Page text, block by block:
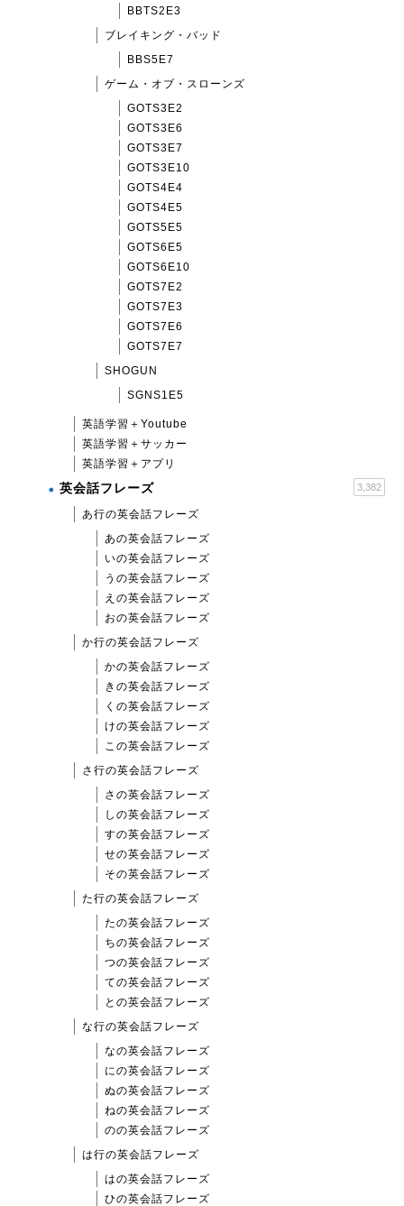
BBTS2E3
ブレイキング・バッド
BBS5E7
ゲーム・オブ・スローンズ
GOTS3E2
GOTS3E6
GOTS3E7
GOTS3E10
GOTS4E4
GOTS4E5
GOTS5E5
GOTS6E5
GOTS6E10
GOTS7E2
GOTS7E3
GOTS7E6
GOTS7E7
SHOGUN
SGNS1E5
英語学習＋Youtube
英語学習＋サッカー
英語学習＋アプリ
英会話フレーズ 3,382
あ行の英会話フレーズ
あの英会話フレーズ
いの英会話フレーズ
うの英会話フレーズ
えの英会話フレーズ
おの英会話フレーズ
か行の英会話フレーズ
かの英会話フレーズ
きの英会話フレーズ
くの英会話フレーズ
けの英会話フレーズ
この英会話フレーズ
さ行の英会話フレーズ
さの英会話フレーズ
しの英会話フレーズ
すの英会話フレーズ
せの英会話フレーズ
その英会話フレーズ
た行の英会話フレーズ
たの英会話フレーズ
ちの英会話フレーズ
つの英会話フレーズ
ての英会話フレーズ
との英会話フレーズ
な行の英会話フレーズ
なの英会話フレーズ
にの英会話フレーズ
ぬの英会話フレーズ
ねの英会話フレーズ
のの英会話フレーズ
は行の英会話フレーズ
はの英会話フレーズ
ひの英会話フレーズ